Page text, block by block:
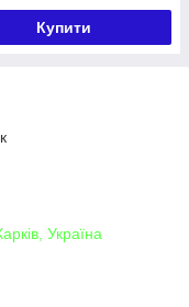
Купити
Україна